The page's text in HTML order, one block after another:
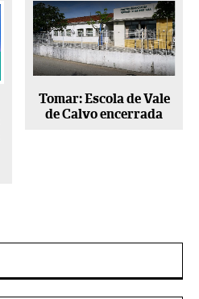
Tomar: Escola de Vale
de Calvo encerrada